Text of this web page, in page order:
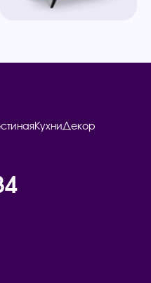
КухниДекор